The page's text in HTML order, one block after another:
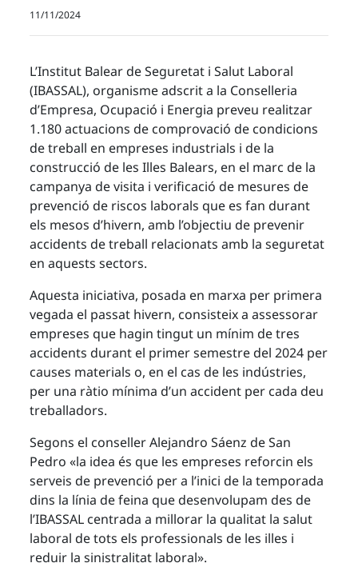
11/11/2024
L’Institut Balear de Seguretat i Salut Laboral
(IBASSAL), organisme adscrit a la Conselleria
d’Empresa, Ocupació i Energia preveu realitzar
1.180 actuacions de comprovació de condicions
de treball en empreses industrials i de la
construcció de les Illes Balears, en el marc de la
campanya de visita i verificació de mesures de
prevenció de riscos laborals que es fan durant
els mesos d’hivern, amb l’objectiu de prevenir
accidents de treball relacionats amb la seguretat
en aquests sectors.
Aquesta iniciativa, posada en marxa per primera
vegada el passat hivern, consisteix a assessorar
empreses que hagin tingut un mínim de tres
accidents durant el primer semestre del 2024 per
causes materials o, en el cas de les indústries,
per una ràtio mínima d’un accident per cada deu
treballadors.
Segons el conseller Alejandro Sáenz de San
Pedro «la idea és que les empreses reforcin els
serveis de prevenció per a l’inici de la temporada
dins la línia de feina que desenvolupam des de
l’IBASSAL centrada a millorar la qualitat la salut
laboral de tots els professionals de les illes i
reduir la sinistralitat laboral».